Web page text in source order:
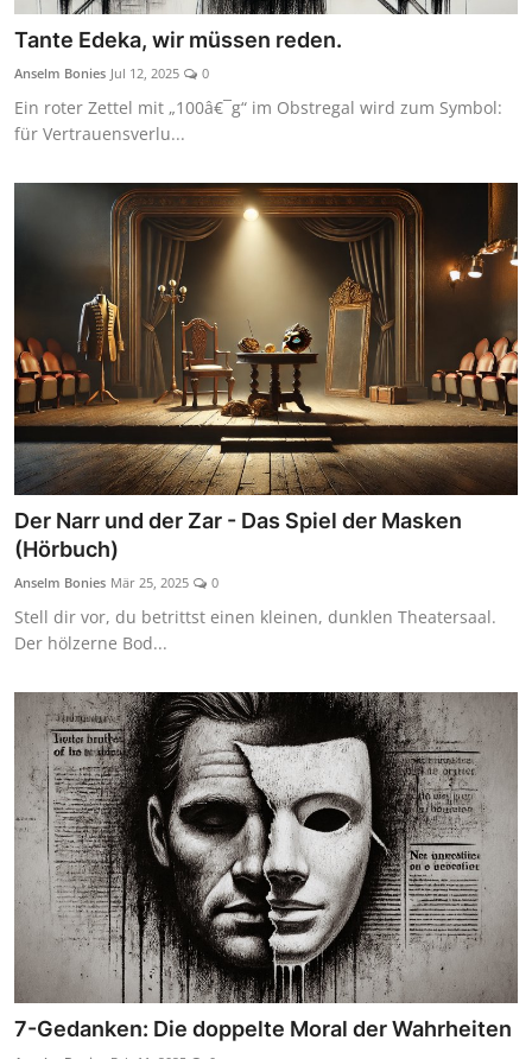
Tante Edeka, wir müssen reden.
Anselm Bonies Jul 12, 2025 0
Ein roter Zettel mit „100â€¯g“ im Obstregal wird zum Symbol:
für Vertrauensverlu...
Der Narr und der Zar - Das Spiel der Masken
(Hörbuch)
Anselm Bonies Mär 25, 2025 0
Stell dir vor, du betrittst einen kleinen, dunklen Theatersaal.
Der hölzerne Bod...
7-Gedanken: Die doppelte Moral der Wahrheiten